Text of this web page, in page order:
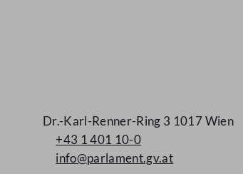
Dr.-Karl-Renner-Ring 3 1017 Wien
+43 1 401 10-0
info@parlament.gv.at